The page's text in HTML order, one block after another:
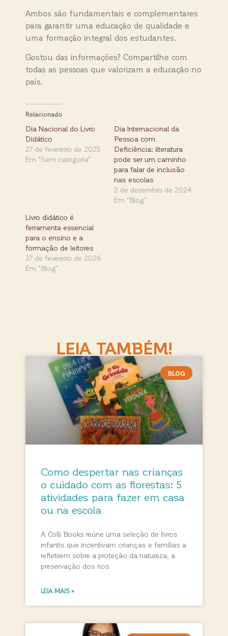
Ambos são fundamentais e complementares
para garantir uma educação de qualidade e
uma formação integral dos estudantes.
Gostou das informações? Compartilhe com
todas as pessoas que valorizam a educação no
país.
Relacionado
Dia Nacional do Livro
Didático
27 de fevereiro de 2025
Em "Sem categoria"
Dia Internacional da
Pessoa com
Deficiência: literatura
pode ser um caminho
para falar de inclusão
nas escolas
2 de dezembro de 2024
Em "Blog"
Livro didático é
ferramenta essencial
para o ensino e a
formação de leitores
27 de fevereiro de 2026
Em "Blog"
LEIA TAMBÉM!
BLOG
Como despertar nas crianças
o cuidado com as florestas: 5
atividades para fazer em casa
ou na escola
A Colli Books reúne uma seleção de livros
infantis que incentivam crianças e famílias a
refletirem sobre a proteção da natureza, a
preservação dos rios
LEIA MAIS »